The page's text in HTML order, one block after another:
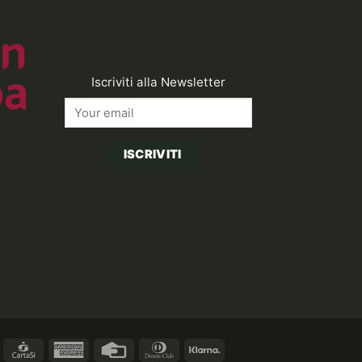
Iscriviti alla Newsletter
ISCRIVITI
MasterCardCartaSi
American
Credit
Dinners